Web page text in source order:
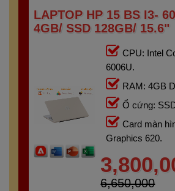
LAPTOP HP 15 BS I3-
4GB/ SSD 128GB/ 15.6"
CPU: Intel
6006U.
RAM: 4GB
Ổ cứng:
Card màn
Graphics 620.
6,650,000